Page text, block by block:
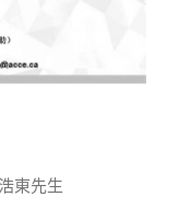
東先生